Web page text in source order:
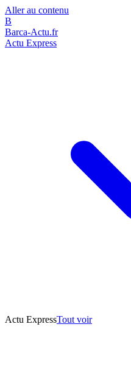
Aller au contenu
B
Barca-Actu.fr
Actu Express
Actu ExpressTout voir